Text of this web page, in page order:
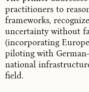
practitioners to
frameworks,
uncertainty without
(incorporating
piloting with
national
field.